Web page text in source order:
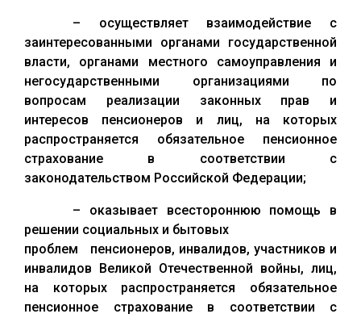
– осуществляет взаимодействие с
заинтересованными органами государственной
власти, органами местного самоуправления и
негосударственными организациями по
вопросам реализации законных прав и
интересов пенсионеров и лиц, на которых
распространяется обязательное пенсионное
страхование в соответствии с
законодательством Российской Федерации;
– оказывает всестороннюю помощь в
решении социальных и бытовых
проблем пенсионеров, инвалидов, участников и
инвалидов Великой Отечественной войны, лиц,
на которых распространяется обязательное
пенсионное страхование в соответствии с